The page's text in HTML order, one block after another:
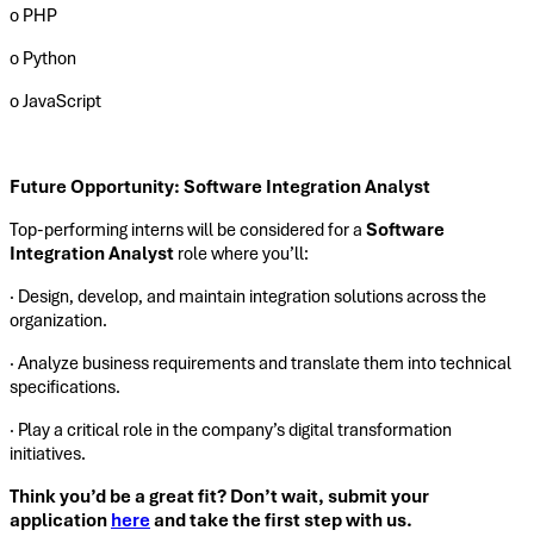
o PHP
o Python
o JavaScript
Future Opportunity: Software Integration Analyst
Top-performing interns will be considered for a Software
Integration Analyst role where you’ll:
· Design, develop, and maintain integration solutions across the
organization.
· Analyze business requirements and translate them into technical
specifications.
· Play a critical role in the company’s digital transformation
initiatives.
Think you’d be a great fit? Don’t wait, submit your
application hereand take the first step with us.